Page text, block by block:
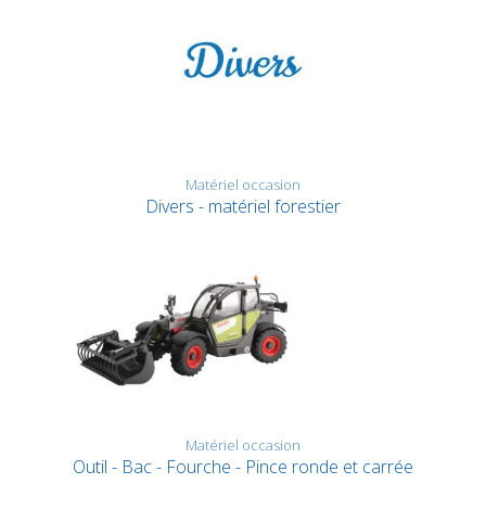
Matériel occasion
Divers - matériel forestier
Matériel occasion
Outil - Bac - Fourche - Pince ronde et carrée